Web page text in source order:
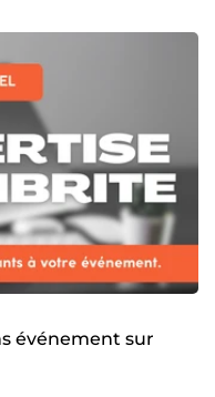
événement sur